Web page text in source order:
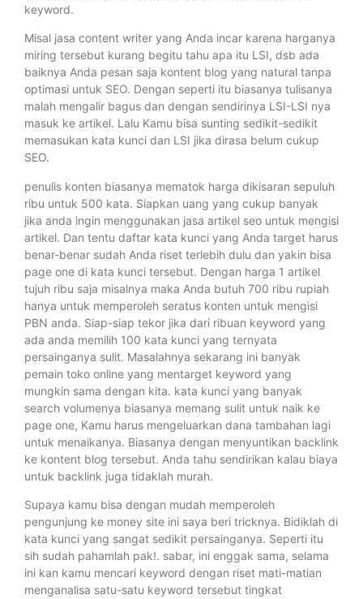
keyword.
Misal jasa content writer yang Anda incar karena harganya
miring tersebut kurang begitu tahu apa itu LSI, dsb ada
baiknya Anda pesan saja kontent blog yang natural tanpa
optimasi untuk SEO. Dengan seperti itu biasanya tulisanya
malah mengalir bagus dan dengan sendirinya LSI-LSI nya
masuk ke artikel. Lalu Kamu bisa sunting sedikit-sedikit
memasukan kata kunci dan LSI jika dirasa belum cukup
SEO.
penulis konten biasanya mematok harga dikisaran sepuluh
ribu untuk 500 kata. Siapkan uang yang cukup banyak
jika anda ingin menggunakan jasa artikel seo untuk mengisi
artikel. Dan tentu daftar kata kunci yang Anda target harus
benar-benar sudah Anda riset terlebih dulu dan yakin bisa
page one di kata kunci tersebut. Dengan harga 1 artikel
tujuh ribu saja misalnya maka Anda butuh 700 ribu rupiah
hanya untuk memperoleh seratus konten untuk mengisi
PBN anda. Siap-siap tekor jika dari ribuan keyword yang
ada anda memilih 100 kata kunci yang ternyata
persainganya sulit. Masalahnya sekarang ini banyak
pemain toko online yang mentarget keyword yang
mungkin sama dengan kita. kata kunci yang banyak
search volumenya biasanya memang sulit untuk naik ke
page one, Kamu harus mengeluarkan dana tambahan lagi
untuk menaikanya. Biasanya dengan menyuntikan backlink
ke kontent blog tersebut. Anda tahu sendirikan kalau biaya
untuk backlink juga tidaklah murah.
Supaya kamu bisa dengan mudah memperoleh
pengunjung ke money site ini saya beri tricknya. Bidiklah di
kata kunci yang sangat sedikit persainganya. Seperti itu
sih sudah pahamlah pak!. sabar, ini enggak sama, selama
ini kan kamu mencari keyword dengan riset mati-matian
menganalisa satu-satu keyword tersebut tingkat